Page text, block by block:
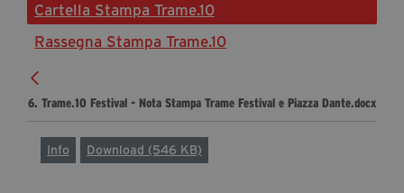
Sostienici
Fondazione Trame
La fondazione 2025
Civico Trame
6. Trame.10 Festival - Nota Stampa Trame Festival e Piazza Dante.docx
Info Download (546 KB)
Cartella Stampa Trame.10
Rassegna Stampa Trame.10